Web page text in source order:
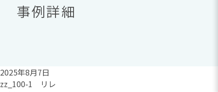
事例詳細
2025年8月7日
zz_100-1 リレ